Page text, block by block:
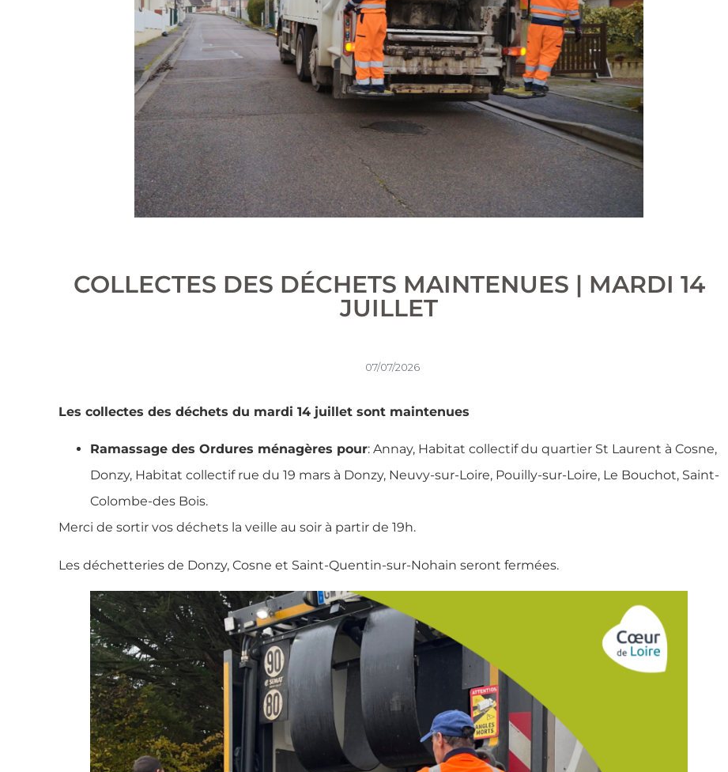
COLLECTES DES DÉCHETS MAINTENUES | MARDI 14
JUILLET
07/07/2026
Les collectes des déchets du mardi 14 juillet sont maintenues
Ramassage des Ordures ménagères pour: Annay, Habitat collectif du quartier St Laurent à Cosne,
Donzy, Habitat collectif rue du 19 mars à Donzy, Neuvy-sur-Loire, Pouilly-sur-Loire, Le Bouchot, Saint-
Colombe-des Bois.
Merci de sortir vos déchets la veille au soir à partir de 19h.
Les déchetteries de Donzy, Cosne et Saint-Quentin-sur-Nohain seront fermées.